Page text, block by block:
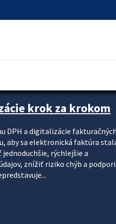
krok za krokom
DPH a digitalizácie fakturačných
aby sa elektronická faktúra
rýchlejšie a
znížiť riziko chýb a